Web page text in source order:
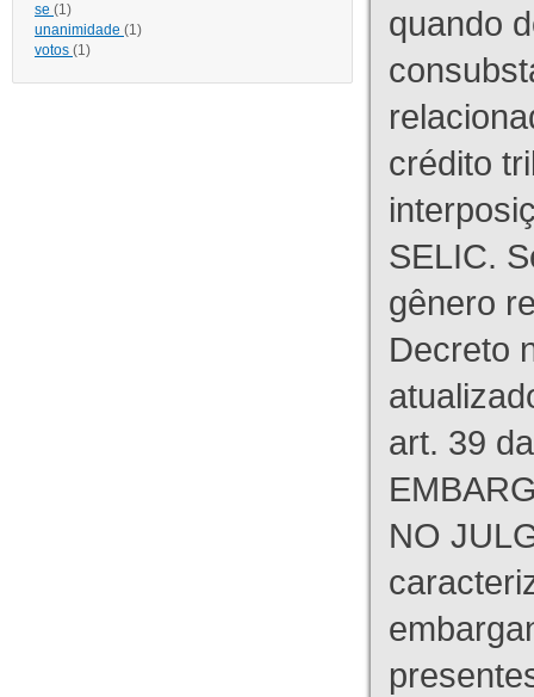
se (1)
unanimidade (1)
votos (1)
quando
crédito
SELIC.
gênero
Decreto
art. 39
NO